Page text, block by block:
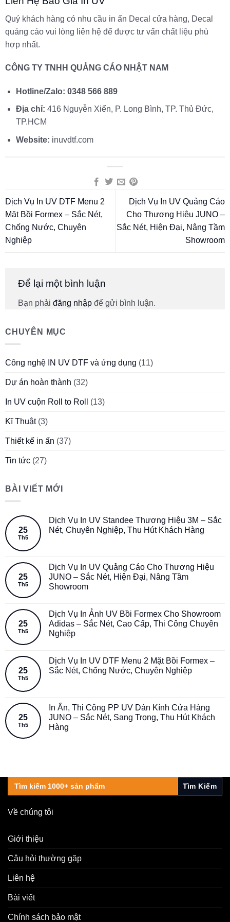
Quý khách hàng có nhu cầu in ấn Decal cửa hàng, Decal
quảng cáo vui lòng liên hệ để được tư vấn chất liệu phù
hợp nhất.
CÔNG TY TNHH QUẢNG CÁO NHẬT NAM
Hotline/Zalo: 0348 566 889
Địa chỉ: 416 Nguyễn Xiển, P. Long Bình, TP. Thủ Đức,
TP.HCM
Website: inuvdtf.com
Dịch Vụ In UV DTF Menu 2
Mặt Bồi Formex – Sắc Nét,
Chống Nước, Chuyên
Nghiệp
Dịch Vụ In UV Quảng Cáo
Cho Thương Hiệu JUNO –
Sắc Nét, Hiện Đại, Nâng Tầm
Showroom
Để lại một bình luận
Bạn phải đăng nhập để gửi bình luận.
CHUYÊN MỤC
Công nghệ IN UV DTF và ứng dụng (11)
Dự án hoàn thành (32)
In UV cuộn Roll to Roll (13)
Kĩ Thuật(3)
Thiết kế in ấn (37)
Tin tức (27)
BÀI VIẾT MỚI
25
Th5
Dịch Vụ In UV Standee Thương Hiệu 3M – Sắc
Nét, Chuyên Nghiệp, Thu Hút Khách Hàng
25
Th5
Dịch Vụ In UV Quảng Cáo Cho Thương Hiệu
JUNO – Sắc Nét, Hiện Đại, Nâng Tầm
Showroom
25
Th5
Dịch Vụ In Ảnh UV Bồi Formex Cho Showroom
Adidas – Sắc Nét, Cao Cấp, Thi Công Chuyên
Nghiệp
25
Th5
Dịch Vụ In UV DTF Menu 2 Mặt Bồi Formex –
Sắc Nét, Chống Nước, Chuyên Nghiệp
25
Th5
In Ấn, Thi Công PP UV Dán Kính Cửa Hàng
JUNO – Sắc Nét, Sang Trọng, Thu Hút Khách
Hàng
Search
for:
Về chúng tôi
Giới thiệu
Câu hỏi thường gặp
Liên hệ
Bài viết
Chính sách bảo mật